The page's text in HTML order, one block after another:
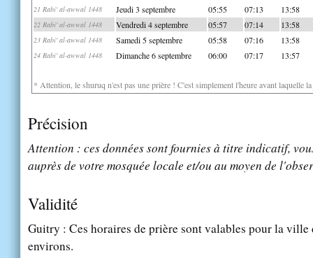
21 Rabi' al-awwal 1448 Jeudi 3 septembre 05:55 07:13 13:58
22 Rabi' al-awwal 1448 Vendredi 4 septembre 05:57 07:14 13:58
23 Rabi' al-awwal 1448 Samedi 5 septembre 05:58 07:16 13:58
24 Rabi' al-awwal 1448 Dimanche 6 septembre 06:00 07:17 13:57
* Attention, le shuruq n'est pas une prière ! C'est simplement l'heure avant laquelle
Précision
Attention : ces données sont fournies à titre indicatif,
auprès de votre mosquée locale et/ou au moyen de
Validité
Guitry : Ces horaires de prière sont valables pour la
environs.